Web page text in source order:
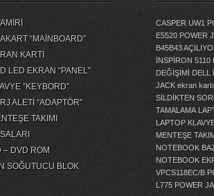
“MAİNBOARD”
KARTI
LED EKRAN “PANEL”
“KEYBORD”
ALETİ “ADAPTÖR”
TAKIMI
– DVD ROM
SOĞUTUCU BLOK
CASPER UW1
E5520 POWER
B45B43
İNSPİRON
DEĞİŞİMİ
DELL
JACK ekran
SİLDİKTEN
TAMALAMA
LAPTOP
MENTEŞE
NOTEBOOK
NOTEBOOK
VPCS118EC/B
L775 POWER